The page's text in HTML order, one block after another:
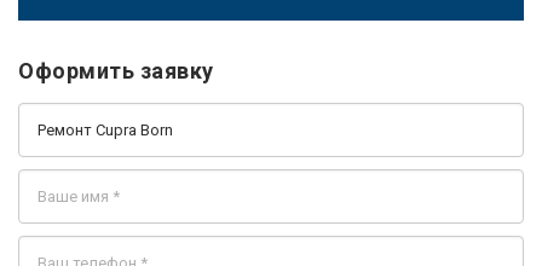
Оформить заявку